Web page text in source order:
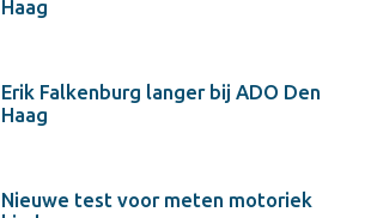
Haag
Erik Falkenburg langer bij ADO Den
Haag
Nieuwe test voor meten motoriek